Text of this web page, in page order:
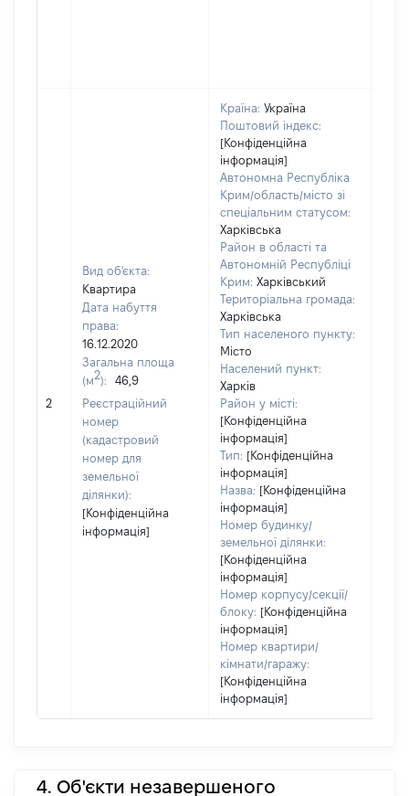
2
Вид об'єкта:
Квартира
Дата набуття
права:
16.12.2020
Загальна площа
(м2):
46,9
Реєстраційний
номер
(кадастровий
номер для
земельної
ділянки):
[Конфіденційна
інформація]
Країна: Україна
Поштовий індекс:
[Конфіденційна
інформація]
Автономна Республіка
Крим/область/місто зі
спеціальним статусом:
Харківська
Район в області та
Автономній Республіці
Крим: Харківський
Територіальна громада:
Харківська
Тип населеного пункту:
Місто
Населений пункт:
Харків
Район у місті:
[Конфіденційна
інформація]
Тип: [Конфіденційна
інформація]
Назва: [Конфіденційна
інформація]
Номер будинку/
земельної ділянки:
[Конфіденційна
інформація]
Номер корпусу/секції/
блоку: [Конфіденційна
інформація]
Номер квартири/
кімнати/гаражу:
[Конфіденційна
інформація]
4. Об'єкти незавершеного